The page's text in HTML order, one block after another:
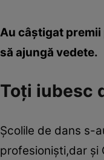
Au câştigat premii
să ajungă vedete.
Toţi iubesc
Şcolile de dans s-
profesionişti,dar şi